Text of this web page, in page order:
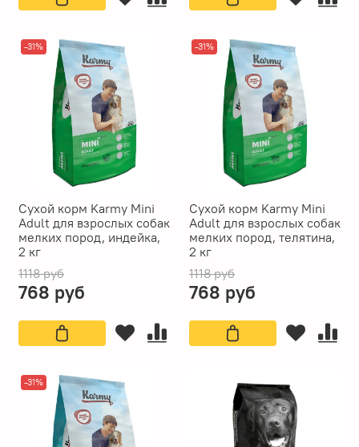
-31%
Сухой корм Karmy Mini
Adult для взрослых собак
мелких пород, индейка,
2 кг
1118 руб
768 руб
-31%
Сухой корм Karmy Mini
Adult для взрослых собак
мелких пород, телятина,
2 кг
1118 руб
768 руб
-31%